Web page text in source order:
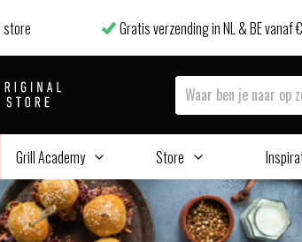
store Gratis verzending in NL & BE vanaf
Grill Academy Store